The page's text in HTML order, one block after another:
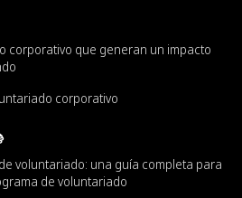
corporativo que generan un impacto
corporativo
voluntariado: una guía completa para
de voluntariado